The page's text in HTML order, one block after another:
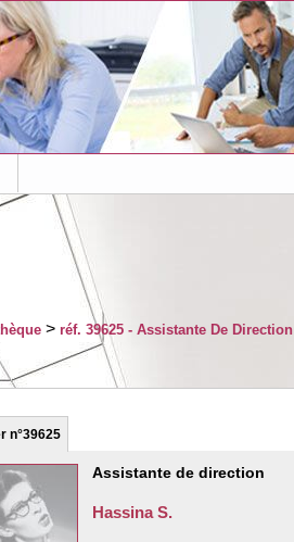
> réf. 39625 - Assistante De Direction
n°39625
Assistante de direction
Hassina S.